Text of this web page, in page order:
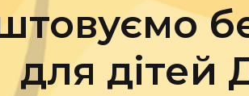
для дітей